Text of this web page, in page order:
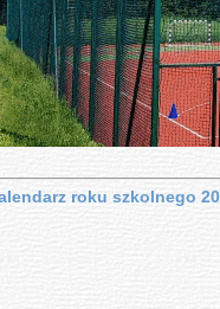
roku szkolnego